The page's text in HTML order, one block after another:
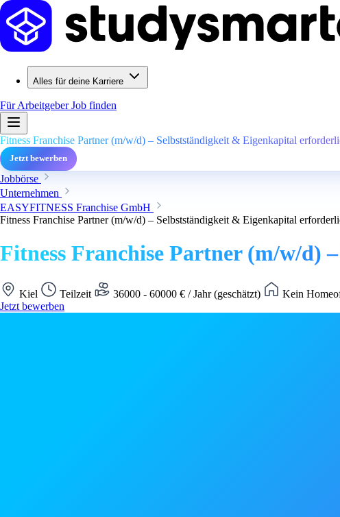
Alles für deine Karriere
Für ArbeitgeberJob finden
Fitness Franchise Partner (m/w/d) – Selbstständigkeit & Eigenkapital
Jetzt bewerben
Jobbörse
Unternehmen
EASYFITNESS Franchise GmbH
Fitness Franchise Partner (m/w/d) – Selbstständigkeit & Eigenkapital
Fitness Franchise Partner (m/w/d)
Kiel Teilzeit 36000 - 60000 € / Jahr (geschätzt)
Kein
Jetzt bewerben